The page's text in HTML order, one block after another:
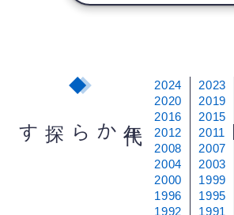
から探す
2024 2023
2020
2019
2016
2015
2012
2011
2008
2007
2004
2003
2000
1999
1996
1995
1992
1991